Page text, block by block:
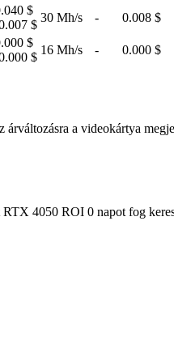
$
$
30 Mh/s - 0.008 $
$
$
16 Mh/s - 0.000 $
a videokártya
RTX 4050 ROI 0 napot fog